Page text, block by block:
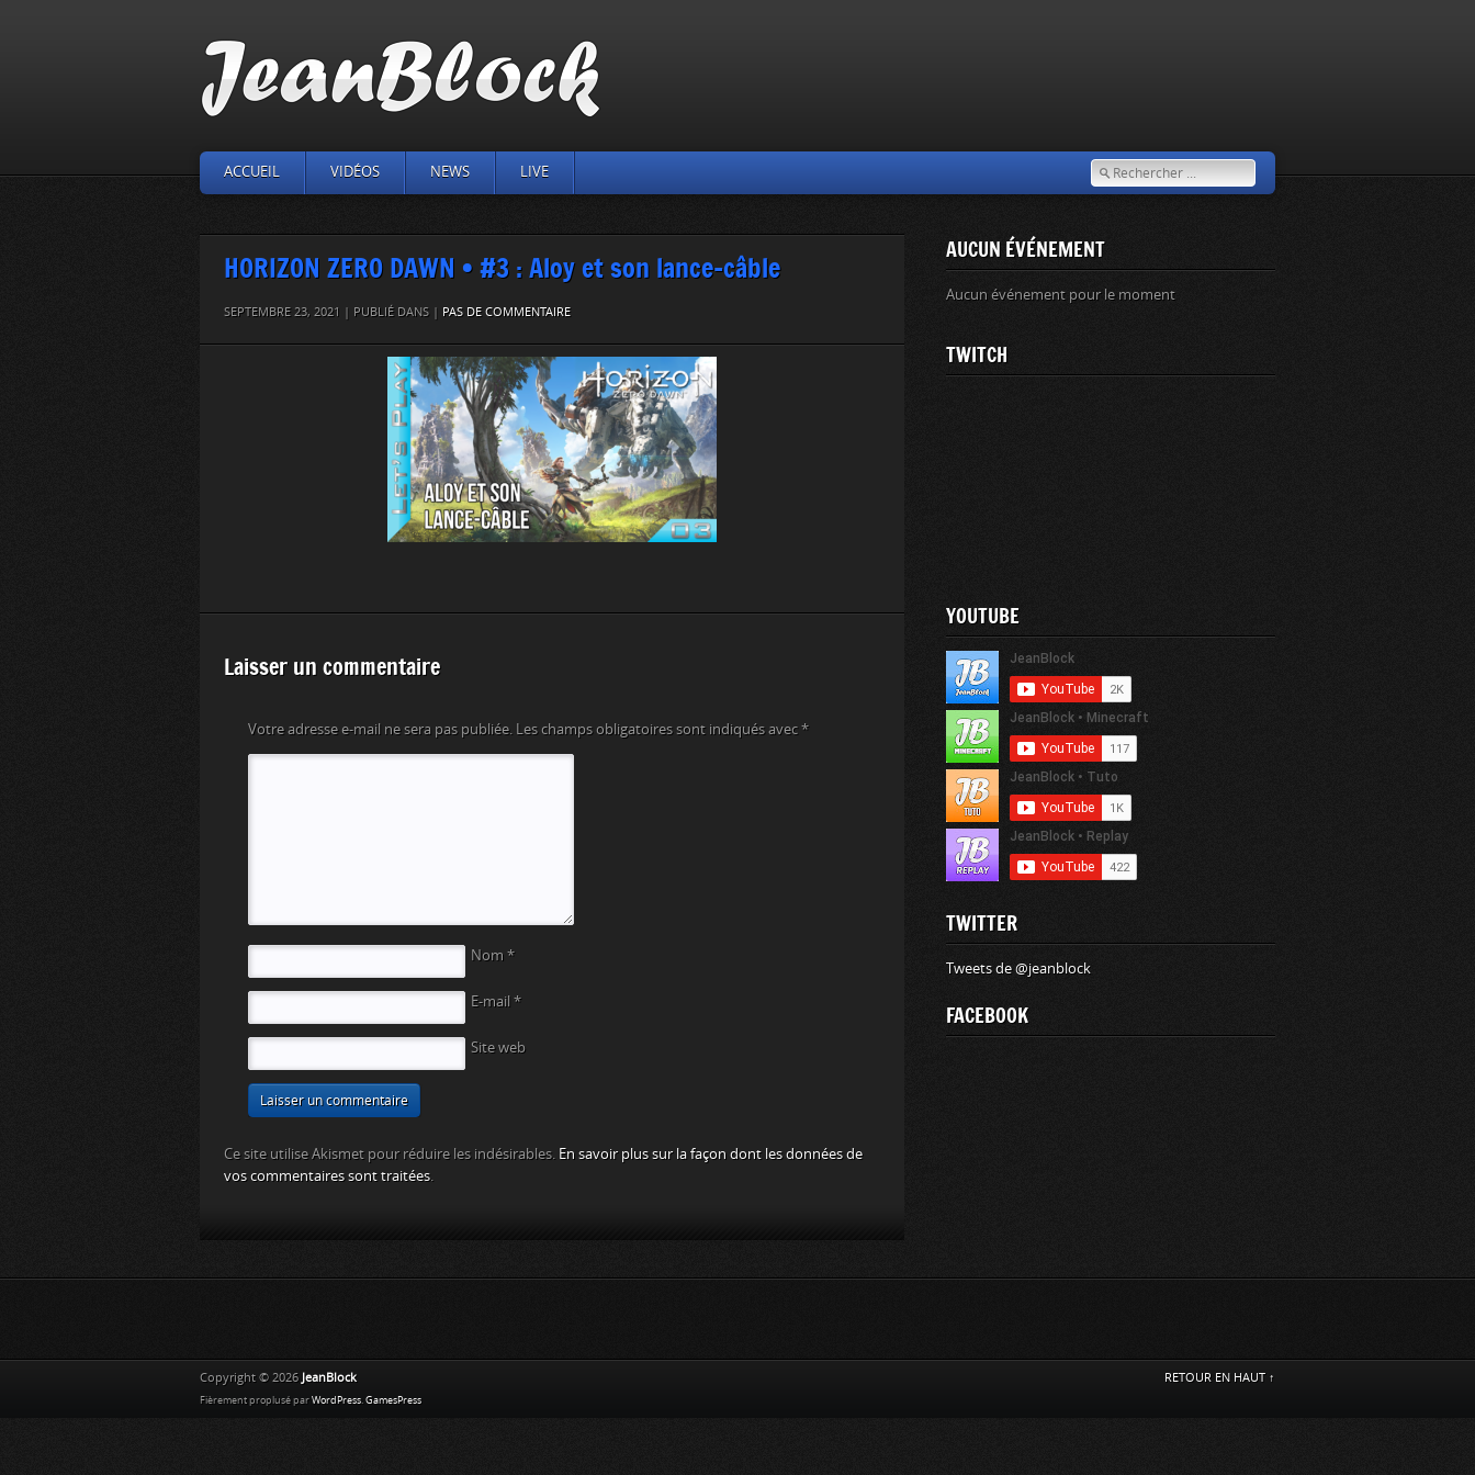
ACCUEIL VIDÉOS NEWS LIVE
HORIZON ZERO DAWN • #3 : Aloy et son lance-câble
SEPTEMBRE 23, 2021 | PUBLIÉ DANS | PAS DE COMMENTAIRE
Laisser un commentaire
Votre adresse e-mail ne sera pas publiée. Les champs obligatoires sont indiqués avec *
Nom *
E-mail *
Site web
Ce site utilise Akismet pour réduire les indésirables. En savoir plus sur la façon dont les données de
vos commentaires sont traitées.
AUCUN ÉVÉNEMENT
Aucun événement pour le moment
TWITCH
YOUTUBE
TWITTER
Tweets de @jeanblock
FACEBOOK
Copyright © 2026 JeanBlock
Fièrement proplusé par WordPress. GamesPress
RETOUR EN HAUT ↑